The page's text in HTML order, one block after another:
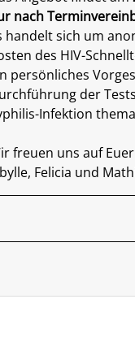
nach
handelt sich um
des HIV-
persönliches
der
Infektion
freuen uns auf
Felicia und